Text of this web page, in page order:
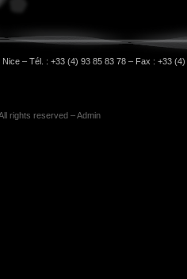
– Tél. : +33 (4) 93 85 83 78 – Fax : +33
All rights reserved –Admin